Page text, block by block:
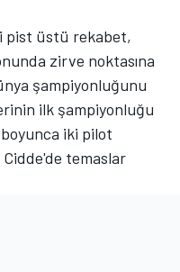
pist üstü rekabet,
zirve noktasına
şampiyonluğunu
ilk şampiyonluğu
iki pilot
temaslar